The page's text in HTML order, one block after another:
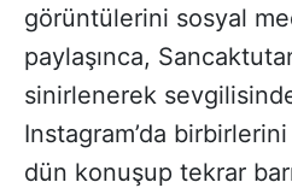
görüntülerini sosyal
paylaşınca,
sinirlenerek
Instagram’da
dün konuşup tekrar